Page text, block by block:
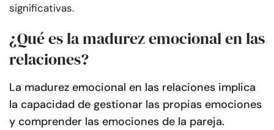
significativas.
¿Qué es la madurez emocional en las
relaciones?
La madurez emocional en las relaciones implica
la capacidad de gestionar las propias emociones
y comprender las emociones de la pareja.